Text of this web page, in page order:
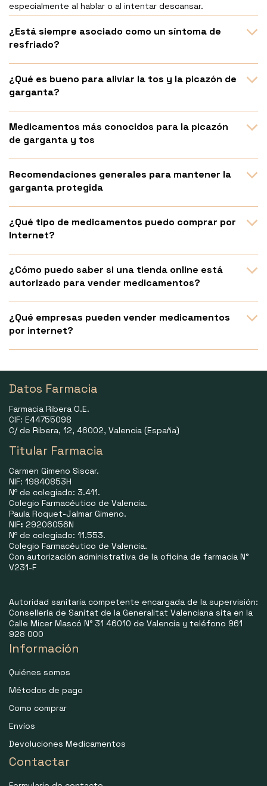
especialmente al hablar o al intentar descansar.
¿Está siempre asociado como un síntoma de
resfriado?
¿Qué es bueno para aliviar la tos y la picazón de
garganta?
Medicamentos más conocidos para la picazón
de garganta y tos
Recomendaciones generales para mantener la
garganta protegida
¿Qué tipo de medicamentos puedo comprar por
Internet?
¿Cómo puedo saber si una tienda online está
autorizado para vender medicamentos?
¿Qué empresas pueden vender medicamentos
por internet?
Datos Farmacia
Farmacia Ribera O.E.
CIF: E44755098
C/ de Ribera, 12, 46002, Valencia (España)
Titular Farmacia
Carmen Gimeno Siscar.
NIF: 19840853H
Nº de colegiado: 3.411.
Colegio Farmacéutico de Valencia.
Paula Roquet-Jalmar Gimeno.
NIF: 29206056N
Nº de colegiado: 11.553.
Colegio Farmacéutico de Valencia.
Con autorización administrativa de la oficina de farmacia N°
V231-F
Autoridad sanitaria competente encargada de la supervisión:
Consellería de Sanitat de la Generalitat Valenciana sita en la
Calle Micer Mascó N° 31 46010 de Valencia y teléfono 961
928 000
Información
Quiénes somos
Métodos de pago
Como comprar
Envíos
Devoluciones Medicamentos
Contactar